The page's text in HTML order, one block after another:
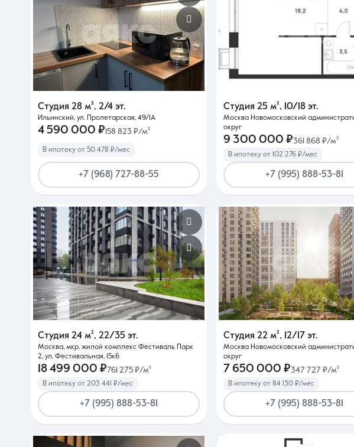
Студия 28 м², 2/4 эт.
Ильинский, ул. Пролетарская, 49/1А
4 590 000 ₽ 158 823 ₽/м²
В ипотеку от 50 478 ₽/мес
+7 (968) 727-88-55
Студия 25 м², 10/18 эт.
Москва Новомосковский
округ
9 300 000 ₽361 868 ₽/м²
В ипотеку от 102 276 ₽/мес
+7 (995) 888-53-81
Студия 24 м², 22/35 эт.
Москва, мкр. жилой комплекс Фестиваль Парк
2, ул. Фестивальная, 15к6
18 499 000 ₽761 275 ₽/м²
В ипотеку от 203 441 ₽/мес
+7 (995) 888-53-81
Студия 22 м², 12/17 эт.
Москва Новомосковский
округ
7 650 000 ₽347 727 ₽/м²
В ипотеку от 84 130 ₽/мес
+7 (995) 888-53-81